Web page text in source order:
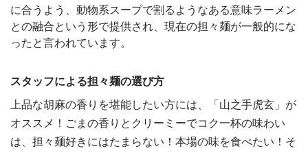
に合うよう、動物系スープで割るようなある意味ラーメン
との融合という形で提供され、現在の担々麺が一般的にな
ったと言われています。
スタッフによる担々麺の選び方
上品な胡麻の香りを堪能したい方には、「山之手虎玄」が
オススメ！ごまの香りとクリーミーでコク一杯の味わい
は、担々麺好きにはたまらない！本場の味を食べたい！そ